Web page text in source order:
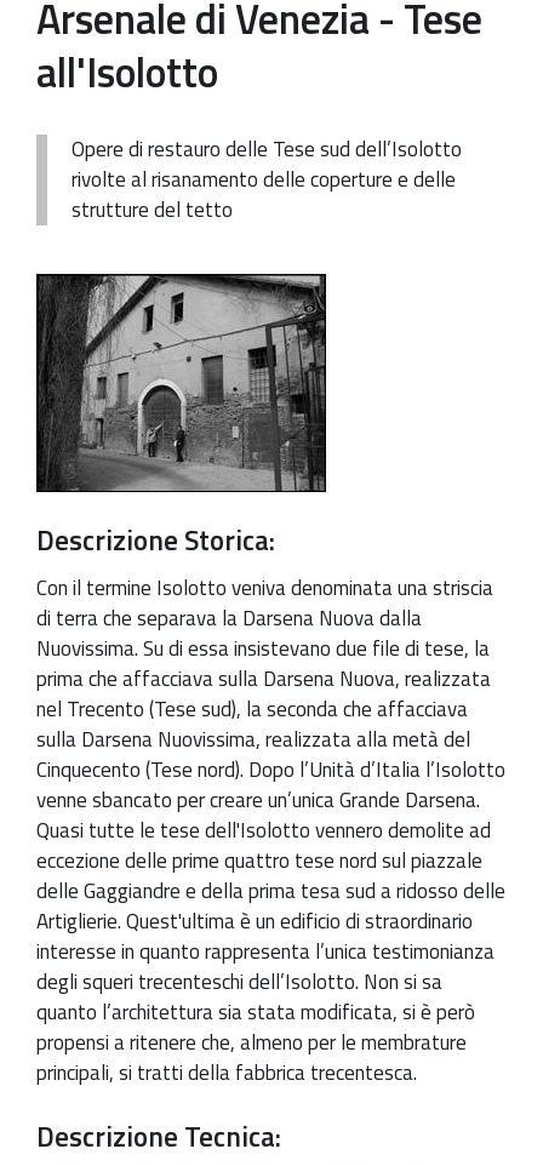
Patrimonio Storico-Artistico
Ufficio Esportazione
Ufficio Tutela
Servizi
Contatti
Arsenale di Venezia - Tese
all'Isolotto
Opere di restauro delle Tese sud dell’Isolotto
rivolte al risanamento delle coperture e delle
strutture del tetto
Descrizione Storica:
Con il termine Isolotto veniva denominata una striscia
di terra che separava la Darsena Nuova dalla
Nuovissima. Su di essa insistevano due file di tese, la
prima che affacciava sulla Darsena Nuova, realizzata
nel Trecento (Tese sud), la seconda che affacciava
sulla Darsena Nuovissima, realizzata alla metà del
Cinquecento (Tese nord). Dopo l’Unità d’Italia l’Isolotto
venne sbancato per creare un’unica Grande Darsena.
Quasi tutte le tese dell'Isolotto vennero demolite ad
eccezione delle prime quattro tese nord sul piazzale
delle Gaggiandre e della prima tesa sud a ridosso delle
Artiglierie. Quest'ultima è un edificio di straordinario
interesse in quanto rappresenta l’unica testimonianza
degli squeri trecenteschi dell’Isolotto. Non si sa
quanto l’architettura sia stata modificata, si è però
propensi a ritenere che, almeno per le membrature
principali, si tratti della fabbrica trecentesca.
Descrizione Tecnica: